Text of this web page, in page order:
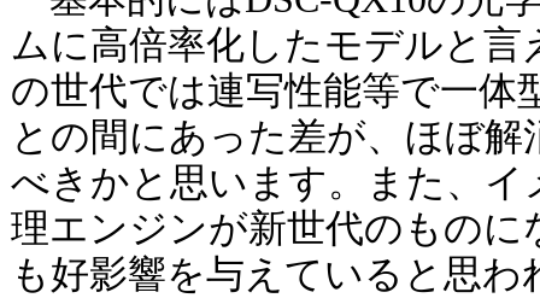
ムに高倍率化したモデルと言
の世代では連写性能等で一体
との間にあった差が、ほぼ
べきかと思います。また、
理エンジンが新世代のもの
も好影響を与えていると思わ